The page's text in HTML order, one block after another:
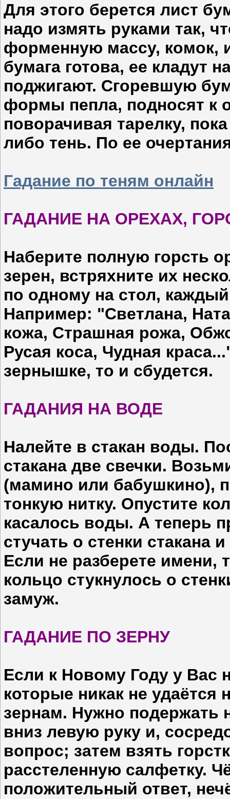
Для этого берется лист
надо измять руками так,
форменную массу, комок,
бумага готова, ее кладут
поджигают. Сгоревшую
формы пепла, подносят к
поворачивая тарелку,
либо тень. По ее
Гадание по теням онлайн
ГАДАНИЕ НА ОРЕХАХ,
Наберите полную горсть
зерен, встряхните их
по одному на стол,
Например: "Светлана,
кожа, Страшная рожа,
Русая коса, Чудная
зернышке, то и сбудется.
ГАДАНИЯ НА ВОДЕ
Налейте в стакан воды.
стакана две свечки.
(мамино или бабушкино),
тонкую нитку. Опустите
касалось воды. А теперь
стучать о стенки стакана
Если не разберете имени,
кольцо стукнулось о
замуж.
ГАДАНИЕ ПО ЗЕРНУ
Если к Новому Году у Вас
которые никак не
зернам. Нужно подержать
вниз левую руку и,
вопрос; затем взять
расстеленную салфетку.
положительный ответ,